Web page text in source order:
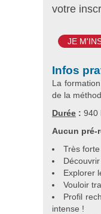
votre
JE
Infos
La
de la
Durée : 940
Aucun pré-
Très
Explorer
Vouloir
Profil
intense !